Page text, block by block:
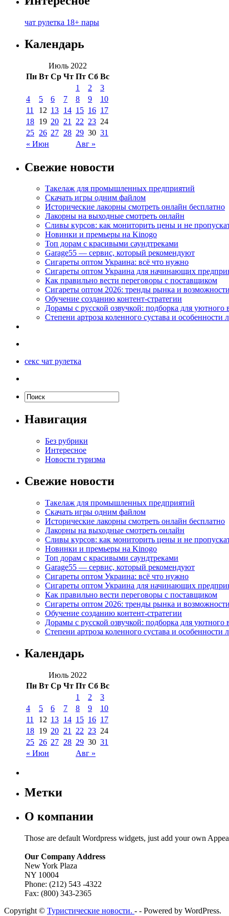
чат рулетка 18+ пары
Календарь
Июль 2022
Пн Вт Ср Чт Пт Сб Вс
« Июн Авг »
1 2
3
4
5 6 7 8 9
10
11
12 13 14 15 16 17
18 19 20 21 22 23 24
25 26 27 28 29 30 31
Свежие новости
Такелаж для промышленных предприятий
Скачать игры одним файлом
Исторические лакорны смотреть онлайн бесплатно
Лакорны на выходные смотреть онлайн
Сливы курсов: как мониторить цены и не
Новинки и премьеры на Kinogo
Топ дорам с красивыми саундтреками
Garage55 — сервис, который рекомендуют
Сигареты оптом Украина: всё что нужно
Сигареты оптом Украина для начинающих
Как правильно вести переговоры с поставщиком
Сигареты оптом 2026: тренды рынка и возможности
Обучение созданию контент-стратегии
Дорамы с русской озвучкой: подборка для уютного
Степени артроза коленного сустава и особенности
секс чат рулетка
Навигация
Без рубрики
Интересное
Новости туризма
Свежие новости
Такелаж для промышленных предприятий
Скачать игры одним файлом
Исторические лакорны смотреть онлайн бесплатно
Лакорны на выходные смотреть онлайн
Сливы курсов: как мониторить цены и не
Новинки и премьеры на Kinogo
Топ дорам с красивыми саундтреками
Garage55 — сервис, который рекомендуют
Сигареты оптом Украина: всё что нужно
Сигареты оптом Украина для начинающих
Как правильно вести переговоры с поставщиком
Сигареты оптом 2026: тренды рынка и возможности
Обучение созданию контент-стратегии
Дорамы с русской озвучкой: подборка для уютного
Степени артроза коленного сустава и особенности
Календарь
Июль 2022
Пн Вт Ср Чт Пт Сб Вс
« Июн Авг »
1 2
3
4
5 6 7 8 9
10
11
12 13 14 15 16 17
18 19 20 21 22 23 24
25 26 27 28 29 30 31
Метки
О компании
Those are default Wordpress widgets, just add your own
Our Company Address
New York Plaza
NY 10004
Phone: (212) 543 -4322
Fax: (800) 343-2365
Copyright © Туристические новости. - - Powered by WordPress.